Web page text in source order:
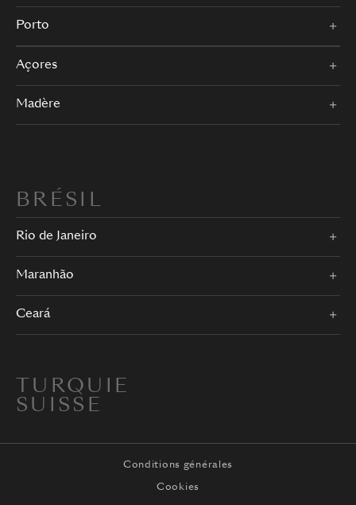
Porto
Açores
Madère
BRÉSIL
Rio de Janeiro
Maranhão
Ceará
TURQUIE
SUISSE
Conditions générales
Cookies